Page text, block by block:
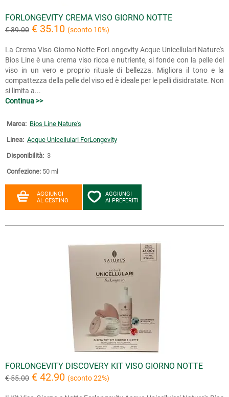
FORLONGEVITY CREMA VISO GIORNO NOTTE
€ 39.00 € 35.10 (sconto 10%)
La Crema Viso Giorno Notte ForLongevity Acque Unicellulari Nature's
Bios Line è una crema viso ricca e nutriente, si fonde con la pelle del
viso in un vero e proprio rituale di bellezza. Migliora il tono e la
compattezza della pelle del viso ed è ideale per le pelli disidratate. Non
si limita a...
Continua >>
Marca: Bios Line Nature's
Linea: Acque Unicellulari ForLongevity
Disponibilità: 3
Confezione: 50 ml
AGGIUNGI
AL CESTINO
AGGIUNGI
AI PREFERITI
FORLONGEVITY DISCOVERY KIT VISO GIORNO NOTTE
€ 55.00 € 42.90 (sconto 22%)